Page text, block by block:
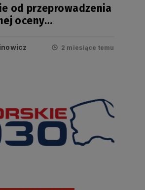
od przeprowadzenia
oceny
Regionalnego
2 miesiące temu